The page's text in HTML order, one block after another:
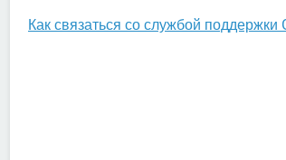
Как связаться со службой поддержки